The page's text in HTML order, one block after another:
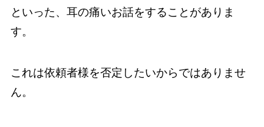
といった、耳の痛いお話をすることがありま
す。
これは依頼者様を否定したいからではありませ
ん。